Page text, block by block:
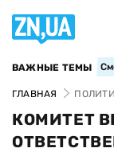
ВАЖНЫЕ ТЕМЫ
ГЛАВНАЯ
КОМИТЕТ